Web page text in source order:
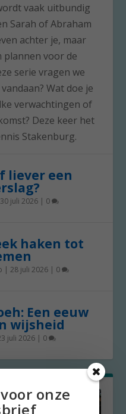
vaak uitbundig
Sarah of Abraham
achter je, maar
plannen voor de
serie vragen we
Wat doe je
verwachtingen of
Deze keer het
Stakenburg.
liever een
30 juli 2026 | 0
haken tot
|28 juli 2026 | 0
Een eeuw
wijsheid
juli 2026 | 0
onze